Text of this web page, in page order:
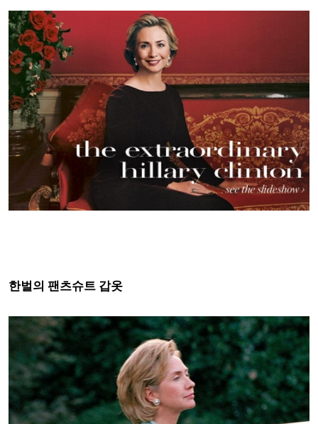
한벌의 팬츠슈트 갑옷